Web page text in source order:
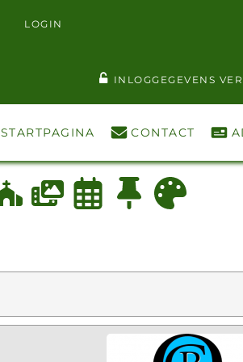
LOGIN
INLOGGEGEVENS
STARTPAGINA CONTACT